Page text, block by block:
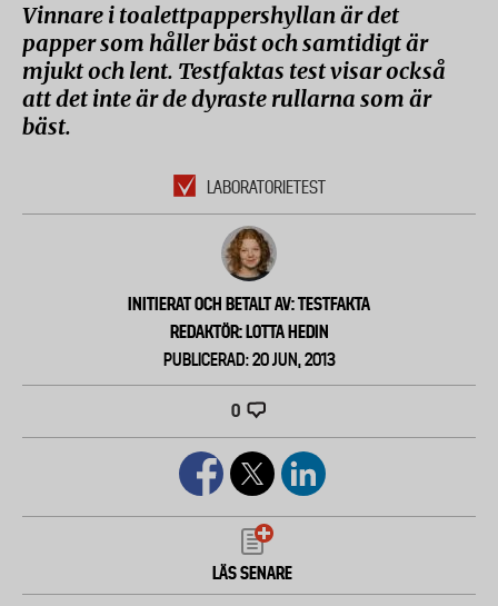
Vinnare i toalettpappershyllan är det
papper som håller bäst och samtidigt är
mjukt och lent. Testfaktas test visar också
att det inte är de dyraste rullarna som är
bäst.
LABORATORIETEST
INITIERAT OCH BETALT AV: TESTFAKTA
REDAKTÖR: LOTTA HEDIN
PUBLICERAD: 20 JUN, 2013
0
LÄS SENARE